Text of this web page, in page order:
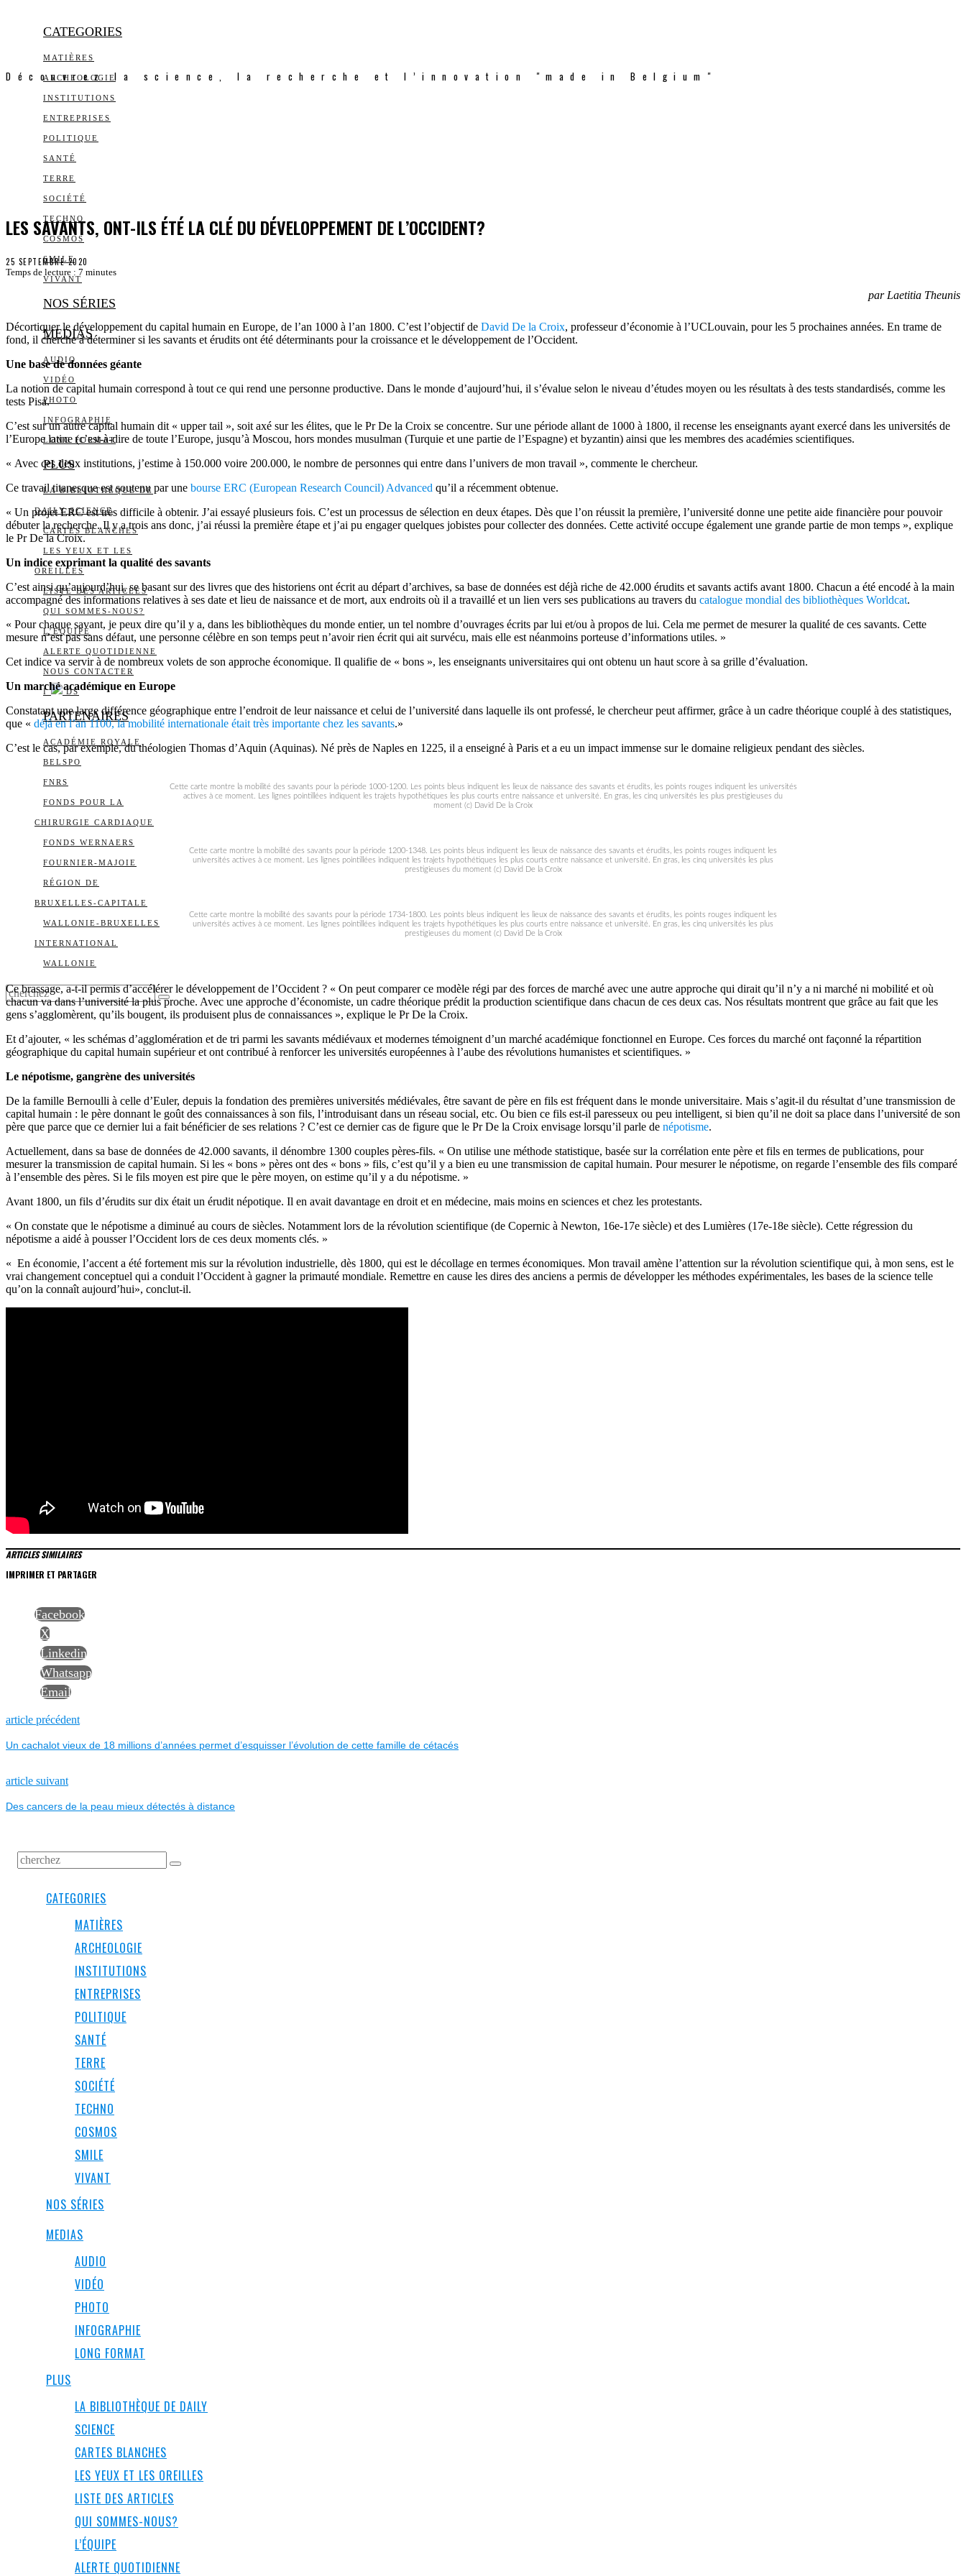
CATEGORIES
MATIÈRES
ARCHEOLOGIE
INSTITUTIONS
ENTREPRISES
POLITIQUE
SANTÉ
TERRE
SOCIÉTÉ
TECHNO
COSMOS
SMILE
VIVANT
NOS SÉRIES
MEDIAS
AUDIO
VIDÉO
PHOTO
INFOGRAPHIE
LONG FORMAT
PLUS
LA BIBLIOTHÈQUE DE
DAILY SCIENCE
CARTES BLANCHES
LES YEUX ET LES
OREILLES
LISTE DES ARTICLES
QUI SOMMES-NOUS?
L’ÉQUIPE
ALERTE QUOTIDIENNE
NOUS CONTACTER
I DS
PARTENAIRES
ACADÉMIE ROYALE
BELSPO
FNRS
FONDS POUR LA
CHIRURGIE CARDIAQUE
FONDS WERNAERS
FOURNIER-MAJOIE
RÉGION DE
BRUXELLES-CAPITALE
WALLONIE-BRUXELLES
INTERNATIONAL
WALLONIE
Découvrez la science, la recherche et l’innovation "made in Belgium"
LES SAVANTS, ONT-ILS ÉTÉ LA CLÉ DU DÉVELOPPEMENT DE L’OCCIDENT?
25 SEPTEMBRE 2020
Temps de lecture : 7 minutes
par Laetitia Theunis
Décortiquer le développement du capital humain en Europe, de l’an 1000 à l’an 1800. C’est l’objectif de David De la Croix, professeur d’économie à l’UCLouvain, pour les 5 prochaines années. En trame de
fond, il cherche à déterminer si les savants et érudits ont été déterminants pour la croissance et le développement de l’Occident.
Une base de données géante
La notion de capital humain correspond à tout ce qui rend une personne productive. Dans le monde d’aujourd’hui, il s’évalue selon le niveau d’études moyen ou les résultats à des tests standardisés, comme les
tests Pisa.
C’est sur un autre capital humain dit « upper tail », soit axé sur les élites, que le Pr De la Croix se concentre. Sur une période allant de 1000 à 1800, il recense les enseignants ayant exercé dans les universités de
l’Europe latine (c’est-à-dire de toute l’Europe, jusqu’à Moscou, hors mondes musulman (Turquie et une partie de l’Espagne) et byzantin) ainsi que les membres des académies scientifiques.
« Avec ces deux institutions, j’estime à 150.000 voire 200.000, le nombre de personnes qui entre dans l’univers de mon travail », commente le chercheur.
Ce travail titanesque est soutenu par une bourse ERC (European Research Council) Advanced qu’il a récemment obtenue.
« Un projet ERC est très difficile à obtenir. J’ai essayé plusieurs fois. C’est un processus de sélection en deux étapes. Dès que l’on réussit la première, l’université donne une petite aide financière pour pouvoir
débuter la recherche. Il y a trois ans donc, j’ai réussi la première étape et j’ai pu engager quelques jobistes pour collecter des données. Cette activité occupe également une grande partie de mon temps », explique
le Pr De la Croix.
Un indice exprimant la qualité des savants
C’est ainsi qu’aujourd’hui, se basant sur des livres que des historiens ont écrit au départ d’archives, sa base de données est déjà riche de 42.000 érudits et savants actifs avant 1800. Chacun a été encodé à la main
accompagné des informations relatives à ses date et lieu de naissance et de mort, aux endroits où il a travaillé et un lien vers ses publications au travers du catalogue mondial des bibliothèques Worldcat.
« Pour chaque savant, je peux dire qu’il y a, dans les bibliothèques du monde entier, un tel nombre d’ouvrages écrits par lui et/ou à propos de lui. Cela me permet de mesurer la qualité de ces savants. Cette
mesure n’est pas sans défaut, une personne célèbre en son temps peut n’avoir rien écrit qui ait survécu, mais elle est néanmoins porteuse d’informations utiles. »
Cet indice va servir à de nombreux volets de son approche économique. Il qualifie de « bons », les enseignants universitaires qui ont obtenu un haut score à sa grille d’évaluation.
Un marché académique en Europe
Constatant une large différence géographique entre l’endroit de leur naissance et celui de l’université dans laquelle ils ont professé, le chercheur peut affirmer, grâce à un cadre théorique couplé à des statistiques,
que « déjà en l’an 1100, la mobilité internationale était très importante chez les savants.»
C’est le cas, par exemple, du théologien Thomas d’Aquin (Aquinas). Né près de Naples en 1225, il a enseigné à Paris et a eu un impact immense sur le domaine religieux pendant des siècles.
Cette carte montre la mobilité des savants pour la période 1000-1200. Les points bleus indiquent les lieux de naissance des savants et érudits, les points rouges indiquent les universités
actives à ce moment. Les lignes pointillées indiquent les trajets hypothétiques les plus courts entre naissance et université. En gras, les cinq universités les plus prestigieuses du
moment (c) David De la Croix
Cette carte montre la mobilité des savants pour la période 1200-1348. Les points bleus indiquent les lieux de naissance des savants et érudits, les points rouges indiquent les
universités actives à ce moment. Les lignes pointillées indiquent les trajets hypothétiques les plus courts entre naissance et université. En gras, les cinq universités les plus
prestigieuses du moment (c) David De la Croix
Cette carte montre la mobilité des savants pour la période 1734-1800. Les points bleus indiquent les lieux de naissance des savants et érudits, les points rouges indiquent les
universités actives à ce moment. Les lignes pointillées indiquent les trajets hypothétiques les plus courts entre naissance et université. En gras, les cinq universités les plus
prestigieuses du moment (c) David De la Croix
Ce brassage, a-t-il permis d’accélérer le développement de l’Occident ? « On peut comparer ce modèle régi par des forces de marché avec une autre approche qui dirait qu’il n’y a ni marché ni mobilité et où
chacun va dans l’université la plus proche. Avec une approche d’économiste, un cadre théorique prédit la production scientifique dans chacun de ces deux cas. Nos résultats montrent que grâce au fait que les
gens s’agglomèrent, qu’ils bougent, ils produisent plus de connaissances », explique le Pr De la Croix.
Et d’ajouter, « les schémas d’agglomération et de tri parmi les savants médiévaux et modernes témoignent d’un marché académique fonctionnel en Europe. Ces forces du marché ont façonné la répartition
géographique du capital humain supérieur et ont contribué à renforcer les universités européennes à l’aube des révolutions humanistes et scientifiques. »
Le népotisme, gangrène des universités
De la famille Bernoulli à celle d’Euler, depuis la fondation des premières universités médiévales, être savant de père en fils est fréquent dans le monde universitaire. Mais s’agit-il du résultat d’une transmission de
capital humain : le père donnant le goût des connaissances à son fils, l’introduisant dans un réseau social, etc. Ou bien ce fils est-il paresseux ou peu intelligent, si bien qu’il ne doit sa place dans l’université de son
père que parce que ce dernier lui a fait bénéficier de ses relations ? C’est ce dernier cas de figure que le Pr De la Croix envisage lorsqu’il parle de népotisme.
Actuellement, dans sa base de données de 42.000 savants, il dénombre 1300 couples pères-fils. « On utilise une méthode statistique, basée sur la corrélation ente père et fils en termes de publications, pour
mesurer la transmission de capital humain. Si les « bons » pères ont des « bons » fils, c’est qu’il y a bien eu une transmission de capital humain. Pour mesurer le népotisme, on regarde l’ensemble des fils comparé
à l’ensemble des pères. Si le fils moyen est pire que le père moyen, on estime qu’il y a du népotisme. »
Avant 1800, un fils d’érudits sur dix était un érudit népotique. Il en avait davantage en droit et en médecine, mais moins en sciences et chez les protestants.
« On constate que le népotisme a diminué au cours de siècles. Notamment lors de la révolution scientifique (de Copernic à Newton, 16e-17e siècle) et des Lumières (17e-18e siècle). Cette régression du
népotisme a aidé à pousser l’Occident lors de ces deux moments clés. »
« En économie, l’accent a été fortement mis sur la révolution industrielle, dès 1800, qui est le décollage en termes économiques. Mon travail amène l’attention sur la révolution scientifique qui, à mon sens, est le
vrai changement conceptuel qui a conduit l’Occident à gagner la primauté mondiale. Remettre en cause les dires des anciens a permis de développer les méthodes expérimentales, les bases de la science telle
qu’on la connaît aujourd’hui», conclut-il.
ARTICLES SIMILAIRES
IMPRIMER ET PARTAGER
Facebook
X
Linkedin
Whatsapp
Email
NAVIGATION
DE
L’ARTICLE
article précédentPrevious
Un cachalot vieux de 18 millions d’années permet d’esquisser l’évolution de cette famille de cétacés
article suivantNext
Des cancers de la peau mieux détectés à distance
CATEGORIES
MATIÈRES
ARCHEOLOGIE
INSTITUTIONS
ENTREPRISES
POLITIQUE
SANTÉ
TERRE
SOCIÉTÉ
TECHNO
COSMOS
SMILE
VIVANT
NOS SÉRIES
MEDIAS
AUDIO
VIDÉO
PHOTO
INFOGRAPHIE
LONG FORMAT
PLUS
LA BIBLIOTHÈQUE DE DAILY
SCIENCE
CARTES BLANCHES
LES YEUX ET LES OREILLES
LISTE DES ARTICLES
QUI SOMMES-NOUS?
L’ÉQUIPE
ALERTE QUOTIDIENNE